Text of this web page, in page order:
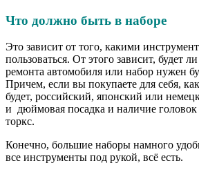
Что должно быть в наборе
Это зависит от того, какими
пользоваться. От этого зависит, будет
ремонта автомобиля или набор нужен
Причем, если вы покупаете для себя,
будет, российский, японский или
и дюймовая посадка и наличие
торкс.
Конечно, большие наборы намного
все инструменты под рукой, всё есть.